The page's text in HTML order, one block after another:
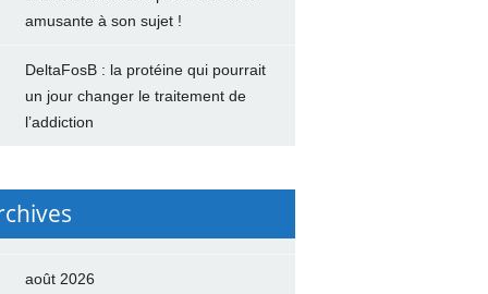
amusante à son sujet !
DeltaFosB : la protéine qui pourrait
un jour changer le traitement de
l’addiction
août 2026